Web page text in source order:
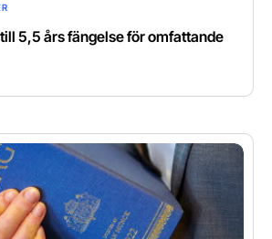
5,5 års fängelse för omfattande